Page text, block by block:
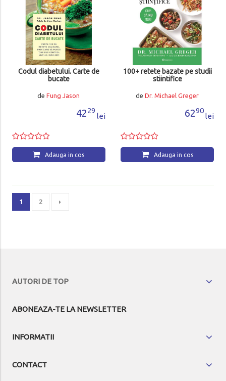
Codul diabetului. Carte de
bucate
deFung Jason
4229
lei
Adauga in cos
100+ retete bazate pe studii
stiintifice
de Dr. Michael Greger
6290
lei
Adauga in cos
1 2
AUTORI DE TOP
ABONEAZA-TE LA NEWSLETTER
INFORMATII
CONTACT